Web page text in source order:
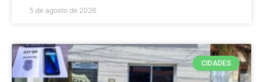
5 de agosto de 2026
CIDADES